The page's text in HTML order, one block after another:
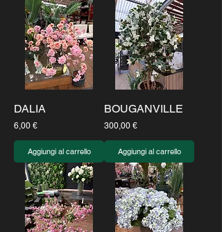
DALIA
Prezzo
6,00 €
Aggiungi al carrello
BOUGANVILLE
Prezzo
300,00 €
Aggiungi al carrello